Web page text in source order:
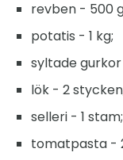
revben - 500
potatis - 1 kg;
syltade
lök - 2
selleri - 1 stam;
tomatpasta -